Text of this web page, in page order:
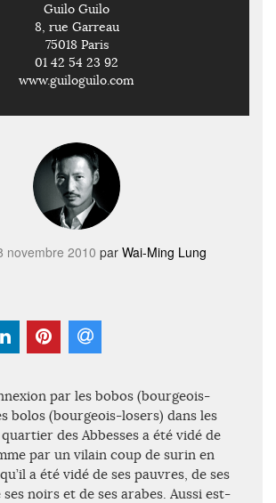
Guilo Guilo
8, rue Garreau
75018 Paris
01 42 54 23 92
www.guiloguilo.com
novembre 2010 par Wai-Ming Lung
par les bobos (bourgeois-
bolos (bourgeois-losers) dans les
des Abbesses a été vidé de
par un vilain coup de surin en
a été vidé de ses pauvres, de ses
noirs et de ses arabes. Aussi est-